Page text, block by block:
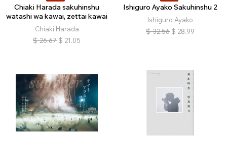
Chiaki Harada sakuhinshu
watashi wa kawai, zettai kawai
Chiaki Harada
$ 26.67 $ 21.05
Ishiguro Ayako Sakuhinshu 2
Ishiguro Ayako
$ 32.56 $ 28.99